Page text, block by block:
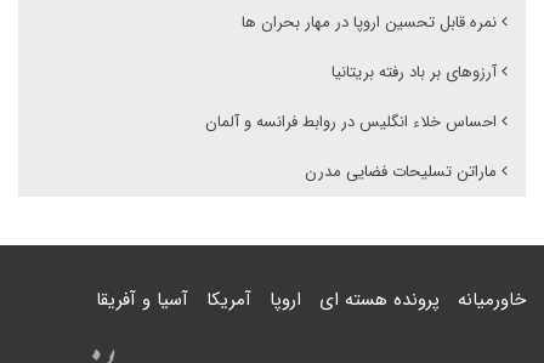
نمره قابل تحسین اروپا در مهار بحران ها
آرزوهای بر باد رفته بریتانیا
احساس خلاء انگلیس در روابط فرانسه و آلمان
ماراتن تسلیحات فضایی مدرن
خاورمیانه پرونده هسته ای اروپا آمریکا آسیا و آفریقا